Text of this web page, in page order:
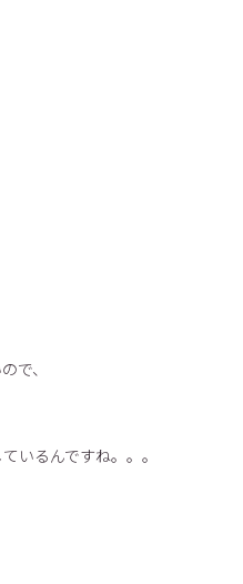
で、
いるんですね。。。